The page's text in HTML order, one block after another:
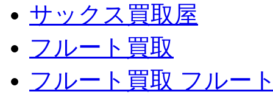
サックス買取屋
フルート買取
フルート買取 フルー